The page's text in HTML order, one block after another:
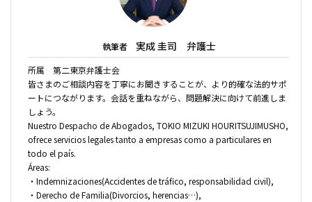
執筆者 実成 圭司 弁護士
所属 第二東京弁護士会
皆さまのご相談内容を丁寧にお聞きすることが、より的確な法的サポ
ートにつながります。会話を重ねながら、問題解決に向けて前進しま
しょう。
Nuestro Despacho de Abogados, TOKIO MIZUKI HOURITSUJIMUSHO,
ofrece servicios legales tanto a empresas como a particulares en
todo el país.
Áreas:
・Indemnizaciones(Accidentes de tráfico, responsabilidad civil),
・Derecho de Familia(Divorcios, herencias…),